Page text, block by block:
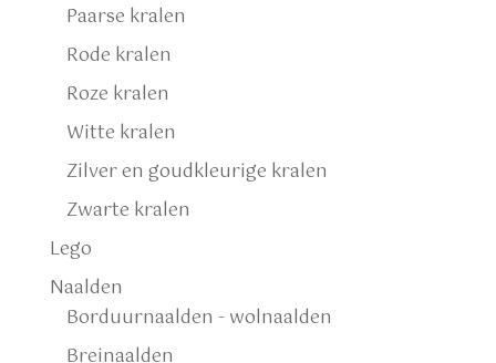
Paarse kralen
Rode kralen
Roze kralen
Witte kralen
Zilver en goudkleurige kralen
Zwarte kralen
Lego
Naalden
Borduurnaalden - wolnaalden
Breinaalden